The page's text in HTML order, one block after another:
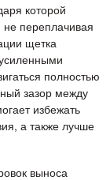
которой
переплачивая
щетка
полностью
зазор между
избежать
а также лучше
выноса